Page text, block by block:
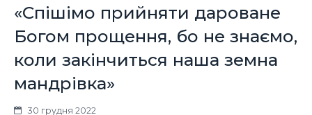
«Спішімо прийняти дароване
Богом прощення, бо не знаємо,
коли закінчиться наша земна
мандрівка»
30 грудня 2022